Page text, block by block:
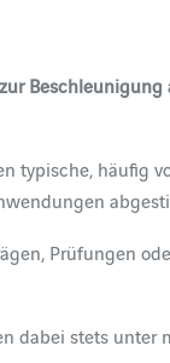
typische, häufig
Prüfungen
dabei stets unter